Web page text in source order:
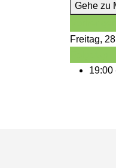
Gehe zu
Freitag,
19:00